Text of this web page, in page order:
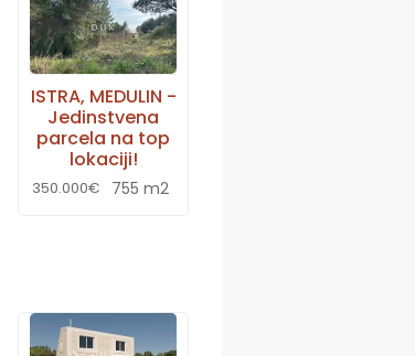
ISTRA, MEDULIN -
Jedinstvena
parcela na top
lokaciji!
350.000€ 755 m2